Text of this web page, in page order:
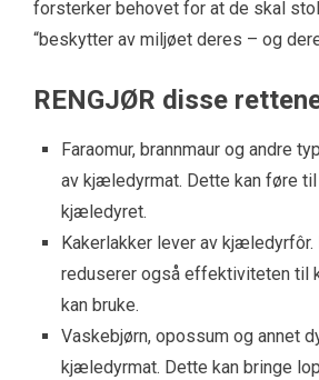
forsterker behovet for at de skal
“beskytter av miljøet deres – og
RENGJØR disse
Faraomur, brannmaur og andre
av kjæledyrmat. Dette kan føre
kjæledyret.
Kakerlakker lever av
reduserer også effektiviteten til
kan bruke.
Vaskebjørn, opossum og annet
kjæledyrmat. Dette kan bringe